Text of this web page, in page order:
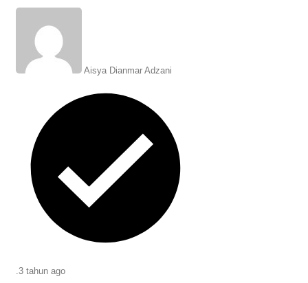
direalisasikan asalkan penuhi tahapan
Aisya Dianmar Adzani
.3 tahun ago